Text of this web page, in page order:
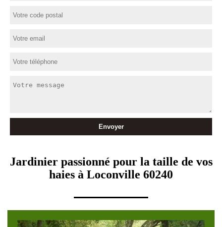
Jardinier passionné pour la taille de vos
haies à Loconville 60240